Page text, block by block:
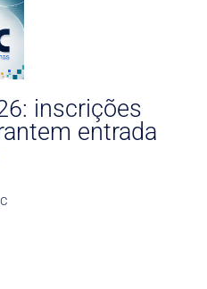
inscrições
entrada